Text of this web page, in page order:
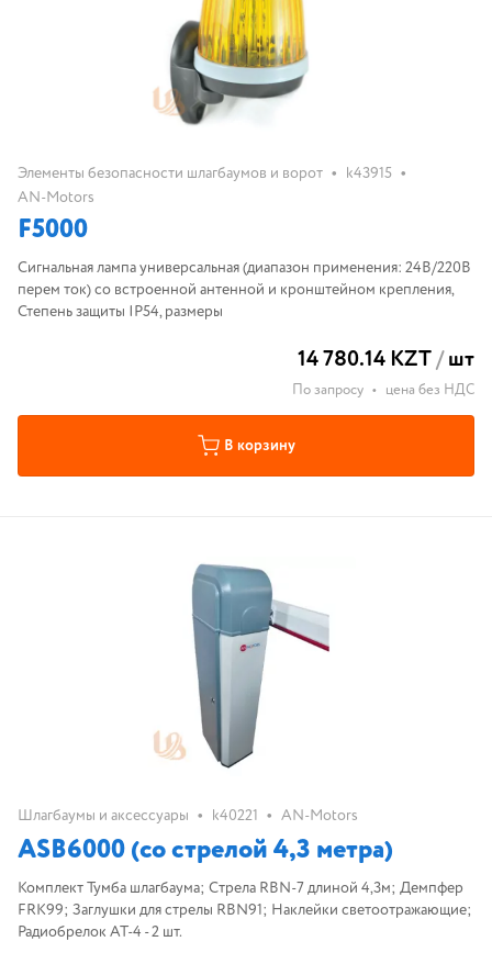
Элементы безопасности шлагбаумов и ворот • k43915 •
AN-Motors
F5000
Сигнальная лампа универсальная (диапазон применения: 24В/220B
перем ток) со встроенной антенной и кронштейном крепления,
Степень защиты IP54, размеры
14 780.14 KZT/шт
По запросу • цена без НДС
В корзину
Шлагбаумы и аксессуары • k40221 • AN-Motors
ASB6000 (со стрелой 4,3 метра)
Комплект Тумба шлагбаума; Cтрела RBN-7 длиной 4,3м; Демпфер
FRK99; Заглушки для стрелы RBN91; Наклейки светоотражающие;
Радиобрелок AT-4 - 2 шт.